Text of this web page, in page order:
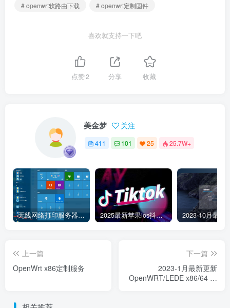
# openwrt软路由下载
# openwrt定制固件
喜欢就支持一下吧
点赞2 分享 收藏
美金梦 关注
411 101 25 25.7W+
无线网络打印服务器连接和添加打印机教程 2025最新苹果ios抖音tiktok国际版免拔卡版本
上一篇
OpenWrt x86定制服务
下一篇
2023-1月最新更新
OpenWRT/LEDE x86/64 软